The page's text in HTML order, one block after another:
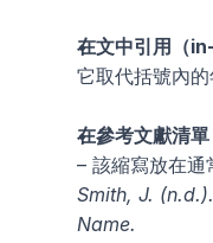
在文中引用（
它取代括號內的
在參考文獻清
– 該縮寫放在通
Smith, J.
Name.